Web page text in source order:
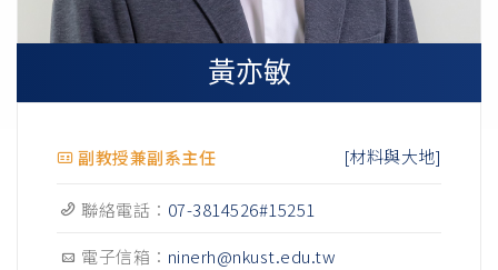
黃亦敏
副教授兼副系主任 [材料與大地]
聯絡電話： 07-3814526#15251
電子信箱： ninerh@nkust.edu.tw